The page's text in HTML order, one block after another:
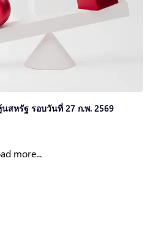
สหรัฐ รอบวันที่ 27 ก.พ. 2569
more...